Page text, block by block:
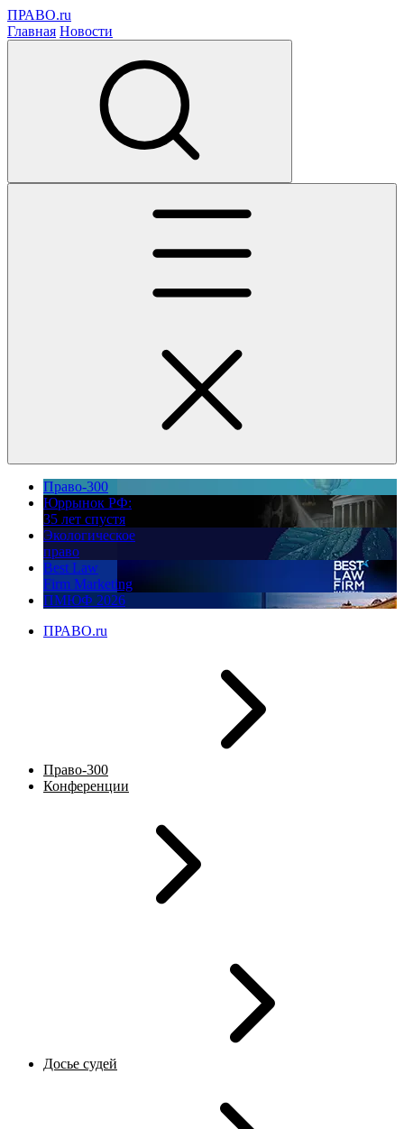
ПРАВО.ru
Главная Новости
Право-300
Юррынок РФ:
35 лет спустя
Экологическое
право
Best Law
Firm Marketing
ПМЮФ 2026
ПРАВО.ru
Право-300
Конференции
Досье судей